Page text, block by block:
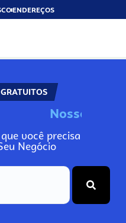
ENDEREÇOS
Nos
N
você precisa
Negócio